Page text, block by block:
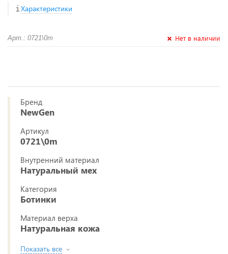
Характеристики
Арт.: 0721\0m Нет в наличии
Бренд
NewGen
Артикул
0721\0m
Внутренний материал
Натуральный мех
Категория
Ботинки
Материал верха
Натуральная кожа
Показать все